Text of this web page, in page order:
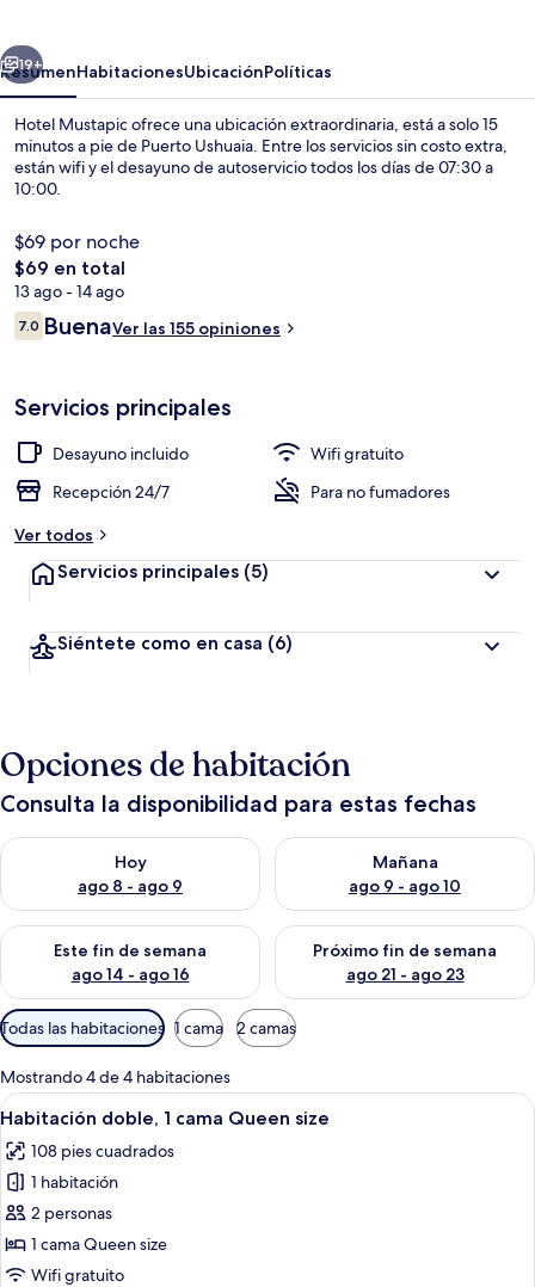
Restaurante
Siguiente
19+
ResumenHabitacionesUbicaciónPolíticas
Hotel Mustapic ofrece una ubicación extraordinaria, está a solo 15
minutos a pie de Puerto Ushuaia. Entre los servicios sin costo extra,
están wifi y el desayuno de autoservicio todos los días de 07:30 a
10:00.
$69 por noche
El
precio
total
es
$69 en total
13 ago - 14 ago
Opiniones
7.07.0 de 10,
BuenaVer las 155 opiniones
Servicios principales
Desayuno incluido
Wifi gratuito
Recepción 24/7
Para no fumadores
Ver todos
Servicios principales (5)
Siéntete como en casa (6)
Opciones de habitación
Consulta la disponibilidad para estas fechas
Hoy
ago 8 - ago 9
Consulta la disponibilidad para hoy ago 8 - ago 9
Mañana
ago 9 - ago 10
Consulta la disponibilidad
Este fin de semana
ago 14 - ago 16
Consulta la disponibilidad para este fin de semana ago 14 -
Próximo fin de semana
ago 21 - ago 23
Consulta la disponibilidad
Filtros
disponibles
para
las
habitaciones
Todas las habitaciones 1 cama 2 camas
Mostrando 4 de 4 habitaciones
Abrir
todas
las
fotos
de
Habitación
doble,
Habitación de hotel con dos camas,
6
Habitación doble, 1 cama Queen size
108 pies cuadrados
1 habitación
2 personas
1 cama Queen size
Wifi gratuito